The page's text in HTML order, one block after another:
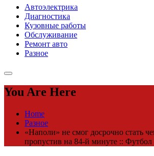
Автоэлектрика
Диагностика
Кузовные работы
Обслуживание
Ремонт авто
Разное
You Are Here
Home
Разное
«Наполи» не смог досрочно стать
пропустив на 84-й минуте ::